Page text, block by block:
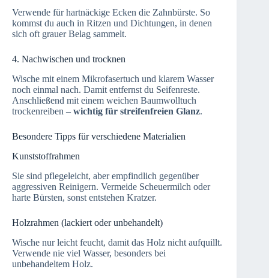
Verwende für hartnäckige Ecken die Zahnbürste. So
kommst du auch in Ritzen und Dichtungen, in denen
sich oft grauer Belag sammelt.
4. Nachwischen und trocknen
Wische mit einem Mikrofasertuch und klarem Wasser
noch einmal nach. Damit entfernst du Seifenreste.
Anschließend mit einem weichen Baumwolltuch
trockenreiben – wichtig für streifenfreien Glanz.
Besondere Tipps für verschiedene Materialien
Kunststoffrahmen
Sie sind pflegeleicht, aber empfindlich gegenüber
aggressiven Reinigern. Vermeide Scheuermilch oder
harte Bürsten, sonst entstehen Kratzer.
Holzrahmen (lackiert oder unbehandelt)
Wische nur leicht feucht, damit das Holz nicht aufquillt.
Verwende nie viel Wasser, besonders bei
unbehandeltem Holz.